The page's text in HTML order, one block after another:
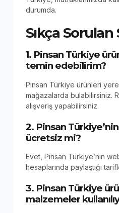
durumda.
Sıkça
1. Pinsan Türkiye
temin edebilirim?
Pinsan Türkiye ürünleri
mağazalarda bulabilirsiniz.
alışveriş yapabilirsiniz.
2. Pinsan
ücretsiz mi?
Evet, Pinsan Türkiye’nin
hesaplarında paylaştığı
3. Pinsan Türkiye
malzemeler